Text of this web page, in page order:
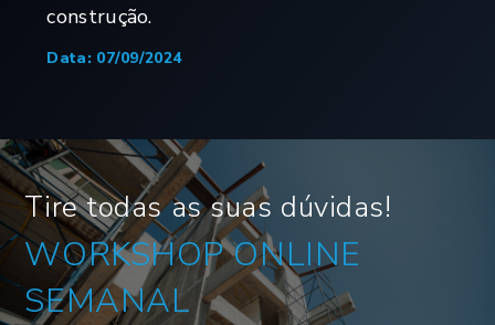
construção.
Data: 07/09/2024
Tire todas as suas dúvidas!
WORKSHOP ONLINE
SEMANAL